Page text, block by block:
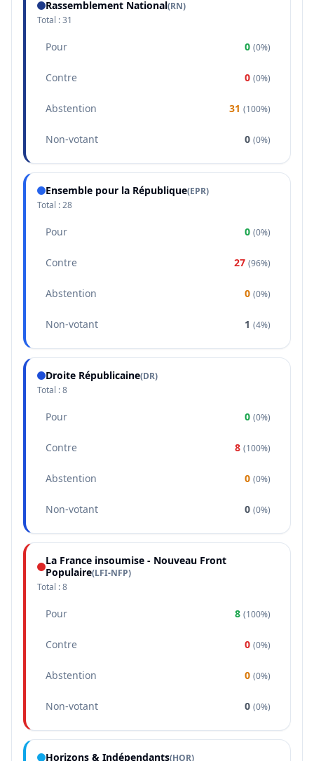
Rassemblement National(RN)
Total :31
Pour 0 (0%)
Contre 0 (0%)
Abstention 31 (100%)
Non-votant 0 (0%)
Ensemble pour la République(EPR)
Total :28
Pour 0 (0%)
Contre 27 (96%)
Abstention 0 (0%)
Non-votant 1 (4%)
Droite Républicaine(DR)
Total :8
Pour 0 (0%)
Contre 8 (100%)
Abstention 0 (0%)
Non-votant 0 (0%)
La France insoumise - Nouveau Front
Populaire(LFI-NFP)
Total :8
Pour 8 (100%)
Contre 0 (0%)
Abstention 0 (0%)
Non-votant 0 (0%)
Horizons & Indépendants(HOR)